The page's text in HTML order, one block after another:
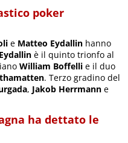
poker
e Matteo Eydallin hanno
è il quinto trionfo al
William Boffelli e il duo
. Terzo gradino del
, Jakob Herrmann e
ha dettato le